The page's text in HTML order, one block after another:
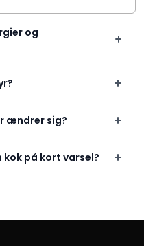
og
ændrer sig?
kok på kort varsel?